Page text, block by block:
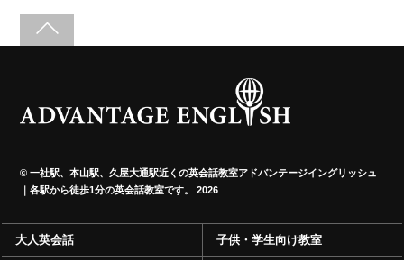
©一社駅、本山駅、久屋大通駅近くの英会話教室アドバンテージイングリッシュ
｜各駅から徒歩1分の英会話教室です。
2026
大人英会話 子供・学生向け教室